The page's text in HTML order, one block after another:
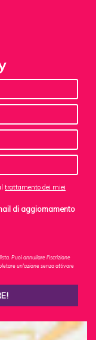
trattamento dei miei
di aggiornamento
Puoi annullare l'iscrizione
un'azione senza attivare